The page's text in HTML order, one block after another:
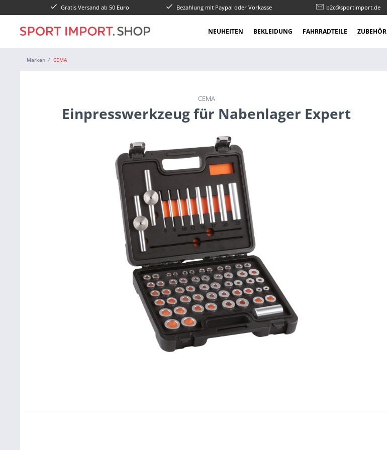
Gratis Versand ab 50 Euro Bezahlung mit Paypal oder Vorkasse b2c@sportimport.de
NEUHEITEN BEKLEIDUNG FAHRRADTEILE ZUBEHÖR
Marken CEMA
CEMA
Einpresswerkzeug für Nabenlager Expert